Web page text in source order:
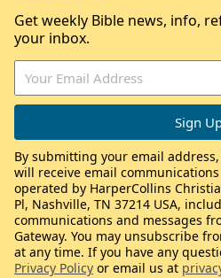
Get weekly Bible news, info,
your inbox.
By submitting your email
will receive email
operated by HarperCollins
Pl, Nashville, TN 37214 USA,
communications and messages
Gateway. You may unsubscribe
at any time. If you have any
Privacy Policy or email us at